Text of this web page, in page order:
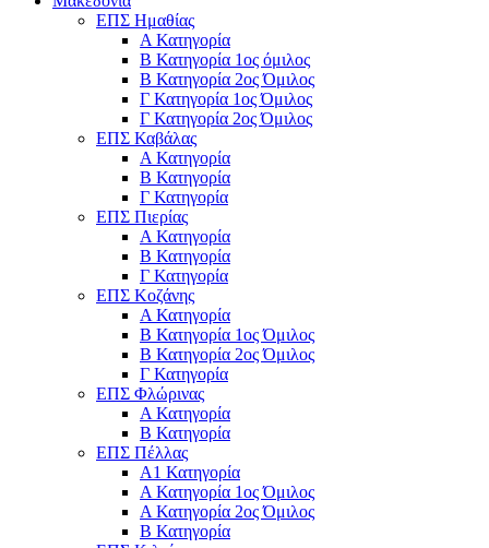
ΕΠΣ Ημαθίας
Α Κατηγορία
Β Κατηγορία 1ος όμιλος
Β Κατηγορία 2ος Όμιλος
Γ Κατηγορία 1ος Όμιλος
Γ Κατηγορία 2ος Όμιλος
ΕΠΣ Καβάλας
Α Κατηγορία
Β Κατηγορία
Γ Κατηγορία
ΕΠΣ Πιερίας
Α Κατηγορία
Β Κατηγορία
Γ Κατηγορία
ΕΠΣ Κοζάνης
Α Κατηγορία
Β Κατηγορία 1ος Όμιλος
Β Κατηγορία 2ος Όμιλος
Γ Κατηγορία
ΕΠΣ Φλώρινας
Α Κατηγορία
Β Κατηγορία
ΕΠΣ Πέλλας
Α1 Κατηγορία
Α Κατηγορία 1ος Όμιλος
Α Κατηγορία 2ος Όμιλος
Β Κατηγορία